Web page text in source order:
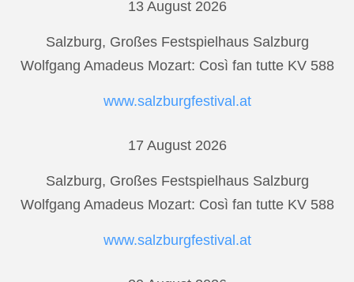
13 August 2026
Salzburg, Großes Festspielhaus Salzburg
Wolfgang Amadeus Mozart: Così fan tutte KV 588
www.salzburgfestival.at
17 August 2026
Salzburg, Großes Festspielhaus Salzburg
Wolfgang Amadeus Mozart: Così fan tutte KV 588
www.salzburgfestival.at